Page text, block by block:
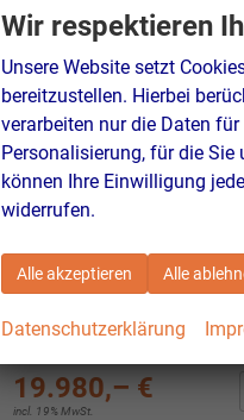
Hyundai i20
unverbindliche Lieferzeit:
Fahrzeugnr. 46193
Kraftstoff Benzin
19.980,– €
incl. 19% MwSt.
Wir respektieren
Unsere Website setzt
bereitzustellen. Hierbei
verarbeiten nur die Daten
Personalisierung, für die Sie
können Ihre Einwilligung
widerrufen.
Alle akzeptieren Alle
Datenschutzerklärung